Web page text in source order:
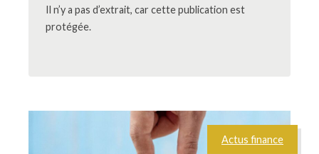
Il n’y a pas d’extrait, car cette publication est
protégée.
Actus finance